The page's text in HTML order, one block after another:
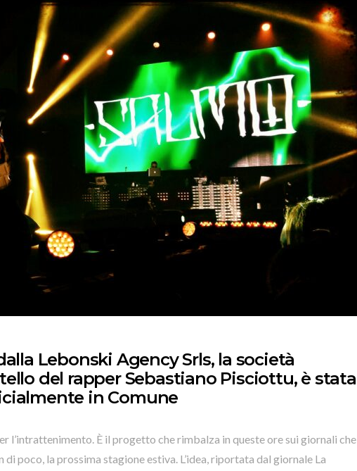
Lebonski Agency Srls, la società
del rapper Sebastiano Pisciottu, è stata
in Comune
l’intrattenimento. È il progetto che rimbalza in queste ore sui giornali che
poco, la prossima stagione estiva. L’idea, riportata dal giornale La